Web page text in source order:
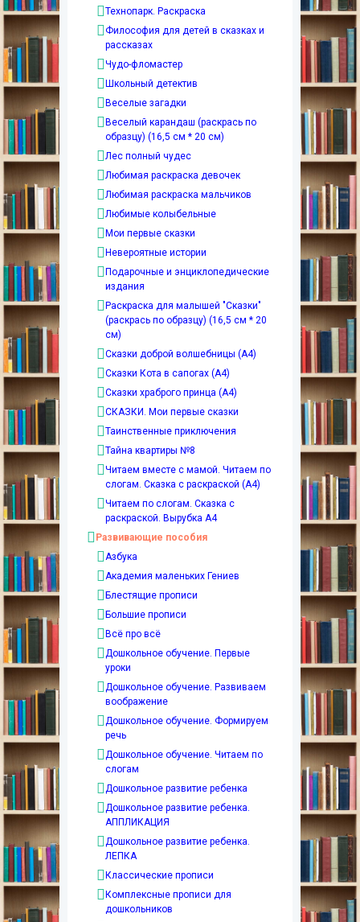
Технопарк. Раскраска
Философия для детей в сказках и
рассказах
Чудо-фломастер
Школьный детектив
Веселые загадки
Веселый карандаш (раскрась по
образцу) (16,5 см * 20 см)
Лес полный чудес
Любимая раскраска девочек
Любимая раскраска мальчиков
Любимые колыбельные
Мои первые сказки
Невероятные истории
Подарочные и энциклопедические
издания
Раскраска для малышей "Сказки"
(раскрась по образцу) (16,5 см * 20
см)
Сказки доброй волшебницы (А4)
Сказки Кота в сапогах (А4)
Сказки храброго принца (А4)
СКАЗКИ. Мои первые сказки
Таинственные приключения
Тайна квартиры №8
Читаем вместе с мамой. Читаем по
слогам. Сказка с раскраской (А4)
Читаем по слогам. Сказка с
раскраской. Вырубка А4
Развивающие пособия
Азбука
Академия маленьких Гениев
Блестящие прописи
Большие прописи
Всё про всё
Дошкольное обучение. Первые
уроки
Дошкольное обучение. Развиваем
воображение
Дошкольное обучение. Формируем
речь
Дошкольное обучение. Читаем по
слогам
Дошкольное развитие ребенка
Дошкольное развитие ребенка.
АППЛИКАЦИЯ
Дошкольное развитие ребенка.
ЛЕПКА
Классические прописи
Комплексные прописи для
дошкольников